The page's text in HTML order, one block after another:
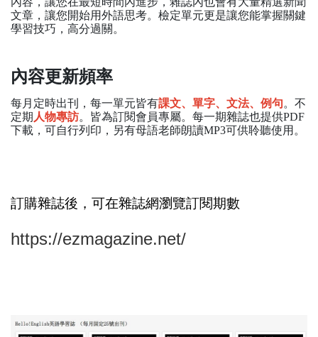
文章，讓您開始用外語思考。檢定單元更是讓您能掌握關鍵
學習技巧，高分過關。
內容更新頻率
每月定時出刊，每一單元皆有課文、單字、文法、例句。不
定期 人物專訪。皆為訂閱會員專屬。每一期雜誌也提供PDF
下載，可自行列印，另有母語老師朗讀MP3可供聆聽使用。
訂購雜誌後，可在雜誌網瀏覽訂閱期數
https://ezmagazine.net/